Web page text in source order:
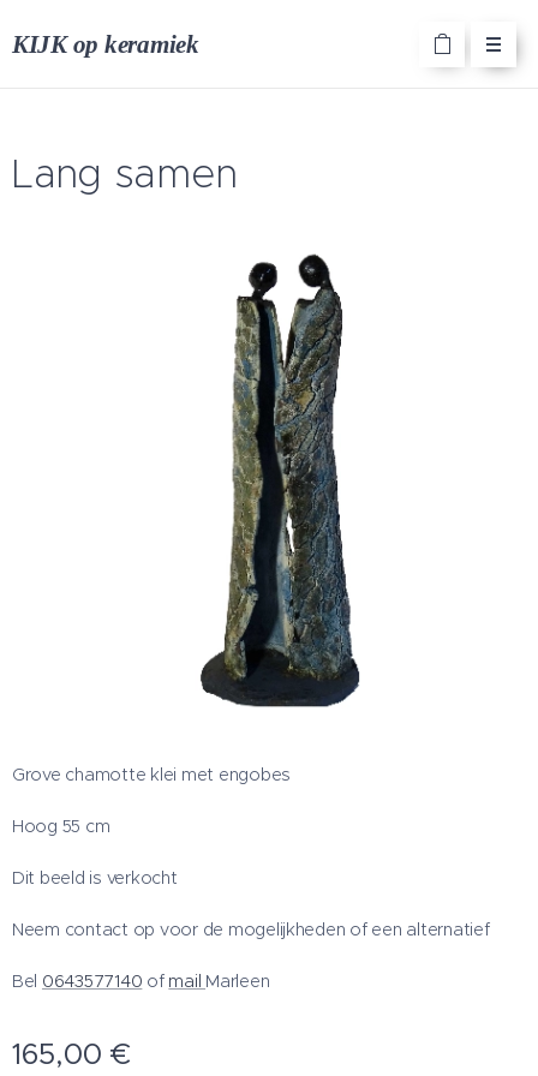
KIJK op keramiek
Lang samen
Grove chamotte klei met engobes
Hoog 55 cm
Dit beeld is verkocht
Neem contact op voor de mogelijkheden of een alternatief
Bel 0643577140 of mail Marleen
165,00 €